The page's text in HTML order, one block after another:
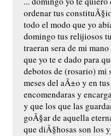
ordenar tus
todo el modo que yo
domingo tus relijiosos
traeran sera de mi
que yo te e dado para
debotos de (rosario) mi
meses del aÃ±o y en
encomendaras y
y que los que las
goÃ§ar de aquella
que diÃ§hosas son los